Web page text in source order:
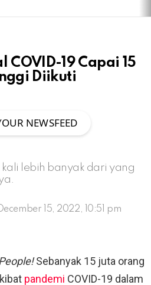
COVID-19 Capai 15
Diikuti
NEWSFEED
lebih banyak dari yang
December 15, 2022, 10:51 pm
Sebanyak 15 juta orang
pandemi COVID-19 dalam